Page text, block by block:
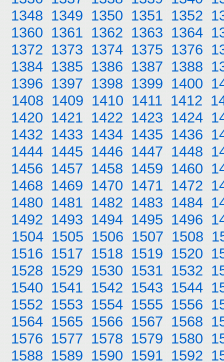
1348 1349 1350 1351 1352
1360 1361 1362 1363 1364
1372 1373 1374 1375 1376
1384 1385 1386 1387 1388
1396 1397 1398 1399 1400
1408 1409 1410 1411 1412
1420 1421 1422 1423 1424
1432 1433 1434 1435 1436
1444 1445 1446 1447 1448
1456 1457 1458 1459 1460
1468 1469 1470 1471 1472
1480 1481 1482 1483 1484
1492 1493 1494 1495 1496
1504 1505 1506 1507 1508
1516 1517 1518 1519 1520
1528 1529 1530 1531 1532
1540 1541 1542 1543 1544
1552 1553 1554 1555 1556
1564 1565 1566 1567 1568
1576 1577 1578 1579 1580
1588 1589 1590 1591 1592